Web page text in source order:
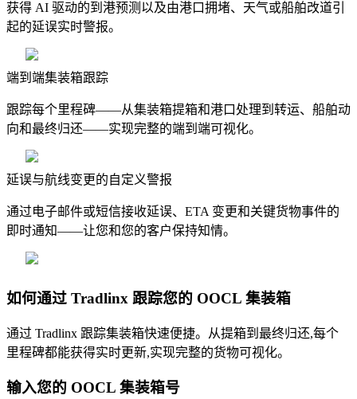
获得 AI 驱动的到港预测以及由港口拥堵、天气或船舶改道引
起的延误实时警报。
端到端集装箱跟踪
跟踪每个里程碑——从集装箱提箱和港口处理到转运、船舶动
向和最终归还——实现完整的端到端可视化。
延误与航线变更的自定义警报
通过电子邮件或短信接收延误、ETA 变更和关键货物事件的
即时通知——让您和您的客户保持知情。
如何通过 Tradlinx 跟踪您的 OOCL 集装箱
通过 Tradlinx 跟踪集装箱快速便捷。从提箱到最终归还,每个
里程碑都能获得实时更新,实现完整的货物可视化。
输入您的 OOCL 集装箱号